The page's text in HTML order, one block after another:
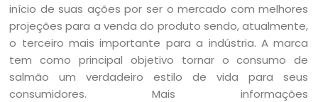
início de suas ações por ser o mercado com melhores
projeções para a venda do produto sendo, atualmente,
o terceiro mais importante para a indústria. A marca
tem como principal objetivo tornar o consumo de
salmão um verdadeiro estilo de vida para seus
consumidores. Mais informações